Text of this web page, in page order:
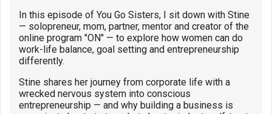
In this episode of You Go Sisters, I sit down with Stine
— solopreneur, mom, partner, mentor and creator of the
online program "ON" — to explore how women can do
work-life balance, goal setting and entrepreneurship
differently.
Stine shares her journey from corporate life with a
wrecked nervous system into conscious
entrepreneurship — and why building a business is